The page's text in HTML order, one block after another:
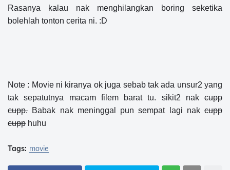
Rasanya kalau nak menghilangkan boring seketika
bolehlah tonton cerita ni. :D
Note : Movie ni kiranya ok juga sebab tak ada unsur2 yang
tak sepatutnya macam filem barat tu. sikit2 nak cupp
cupp. Babak nak meninggal pun sempat lagi nak cupp
cupp huhu
Tags: movie